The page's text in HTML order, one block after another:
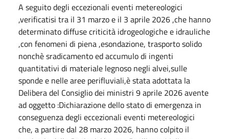
A seguito degli eccezionali eventi metereologici
,verificatisi tra il 31 marzo e il 3 aprile 2026 ,che hanno
determinato diffuse criticità idrogeologiche e idrauliche
,con fenomeni di piena ,esondazione, trasporto solido
nonchè sradicamento ed accumulo di ingenti
quantitativi di materiale legnoso negli alvei,sulle
sponde e nelle aree perifluviali,è stata adottata la
Delibera del Consiglio dei ministri 9 aprile 2026 avente
ad oggetto :Dichiarazione dello stato di emergenza in
conseguenza degli eccezionali eventi metereologici
che, a partire dal 28 marzo 2026, hanno colpito il